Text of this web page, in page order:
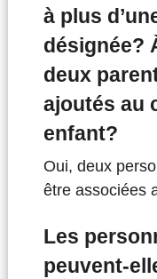
à plus
désignée?
deux
ajoutés au
enfant?
Oui, deux
être associées
Les
peuvent-